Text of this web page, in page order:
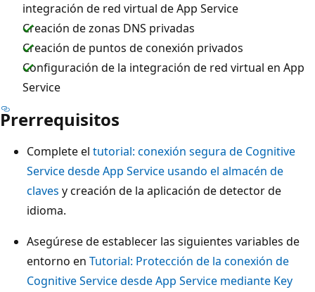
integración de red virtual de App Service
Creación de zonas DNS privadas
Creación de puntos de conexión privados
Configuración de la integración de red virtual en App
Service
Prerrequisitos
Complete el tutorial: conexión segura de Cognitive
Service desde App Service usando el almacén de
claves y creación de la aplicación de detector de
idioma.
Asegúrese de establecer las siguientes variables de
entorno en Tutorial: Protección de la conexión de
Cognitive Service desde App Service mediante Key